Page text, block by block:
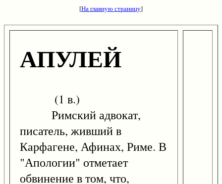
[На главную страницу]
АПУЛЕЙ
(1 в.)
Римский адвокат,
писатель, живший в
Карфагене, Афинах, Риме. В
"Апологии" отметает
обвинение в том, что,